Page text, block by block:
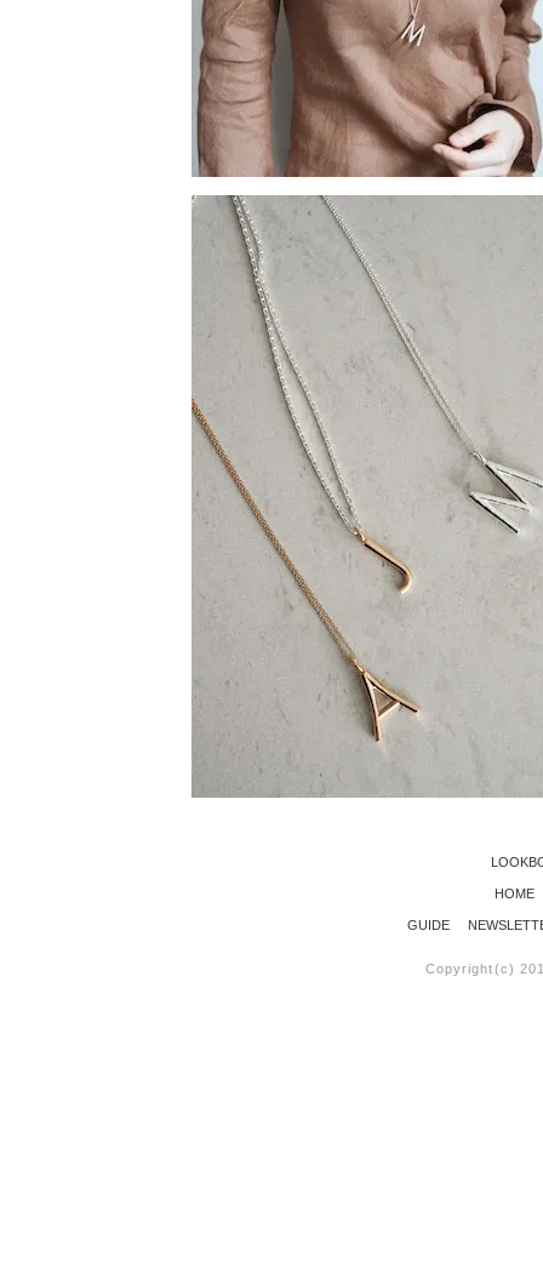
HOME
GUIDE
Copyright(c)